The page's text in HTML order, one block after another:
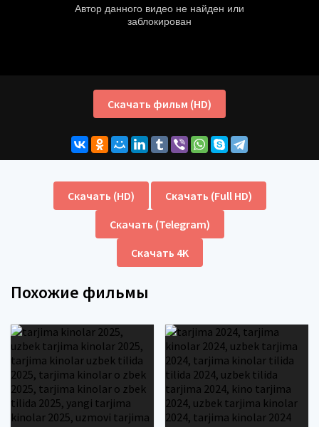
Скачать фильм (HD)
Скачать (HD)
Скачать (Full HD)
Скачать (Telegram)
Скачать 4K
Похожие фильмы